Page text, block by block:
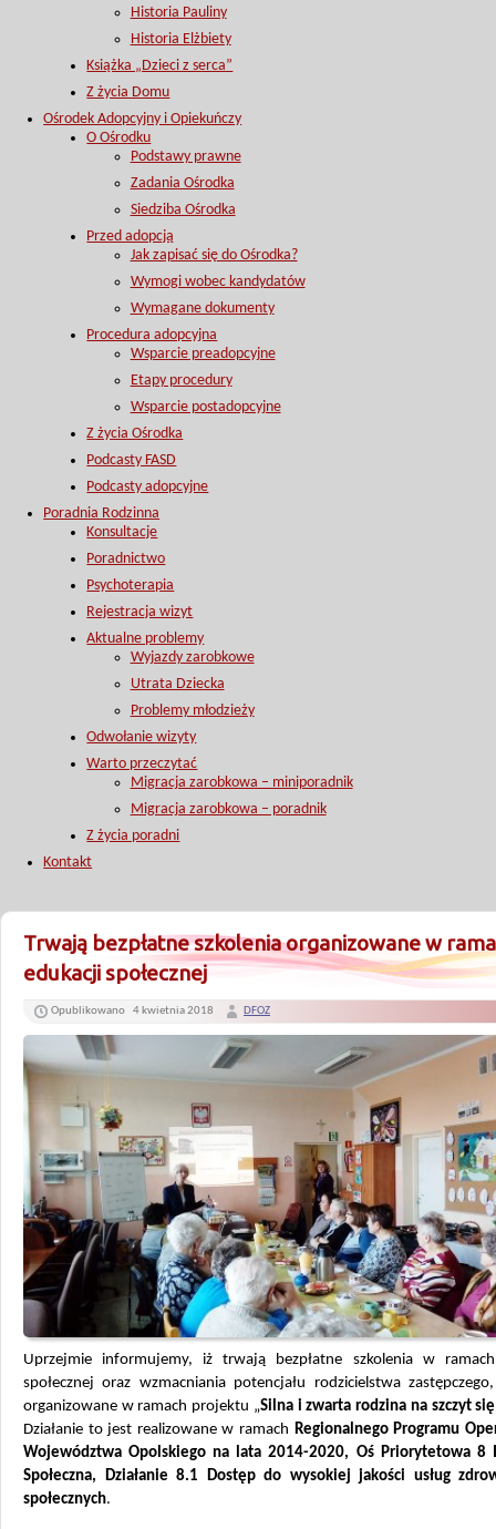
Historia Pauliny
Historia Elżbiety
Książka „Dzieci z serca”
Z życia Domu
Ośrodek Adopcyjny i Opiekuńczy
O Ośrodku
Podstawy prawne
Zadania Ośrodka
Siedziba Ośrodka
Przed adopcją
Jak zapisać się do Ośrodka?
Wymogi wobec kandydatów
Wymagane dokumenty
Procedura adopcyjna
Wsparcie preadopcyjne
Etapy procedury
Wsparcie postadopcyjne
Z życia Ośrodka
Podcasty FASD
Podcasty adopcyjne
Poradnia Rodzinna
Konsultacje
Poradnictwo
Psychoterapia
Rejestracja wizyt
Aktualne problemy
Wyjazdy zarobkowe
Utrata Dziecka
Problemy młodzieży
Odwołanie wizyty
Warto przeczytać
Migracja zarobkowa – miniporadnik
Migracja zarobkowa – poradnik
Z życia poradni
Kontakt
Trwają bezpłatne szkolenia organizowane w
edukacji społecznej
Opublikowano 4 kwietnia 2018 DFOZ
Uprzejmie informujemy, iż trwają bezpłatne szkolenia w
społecznej oraz wzmacniania potencjału rodzicielstwa
organizowane w ramach projektu „Silna i zwarta rodzina na szczyt
Działanie to jest realizowane w ramach Regionalnego Programu
Województwa Opolskiego na lata 2014-2020, Oś Priorytetowa 8
Społeczna, Działanie 8.1 Dostęp do wysokiej jakości usług
społecznych.